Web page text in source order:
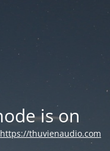
is on
https://thuvienaudio.com